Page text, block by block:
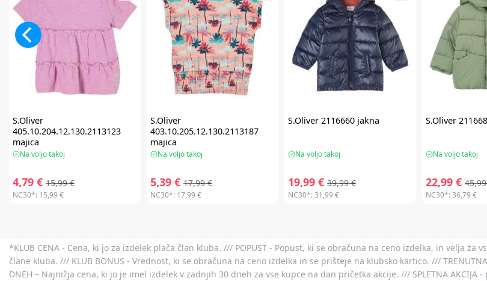
S.Oliver
405.10.204.12.130.2113123
majica
Na voljo takoj
4,79 € 15,99 €
NC30*: 15,99 €
S.Oliver
403.10.205.12.130.2113187
majica
Na voljo takoj
5,39 € 17,99 €
NC30*: 17,99 €
S.Oliver 2116660 jakna
Na voljo takoj
19,99 € 39,99 €
NC30*:31,99 €
S.Oliver
Na voljo takoj
22,99 €
NC30*:36,79 €
*KLUB CENA - Cena, ki jo za izdelek plača član kluba. /// POPUST - Popust, ki se obračuna na ceno izdelka, in velja za
člane kluba. /// KLUB BONUS - Vrednost, ki se obračuna na ceno izdelka in se prišteje na klubsko kartico. ///
DNEH – Najnižja cena, ki jo je imel izdelek v zadnjih 30 dneh za vse kupce na dan pričetka akcije. /// SPLETNA